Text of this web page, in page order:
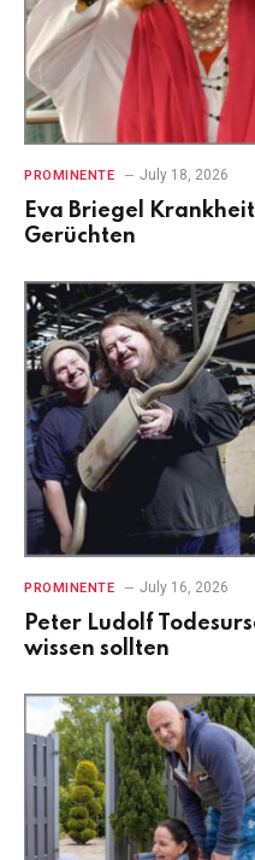
PROMINENTE July 18, 2026
Eva Briegel
Gerüchten
PROMINENTE July 16, 2026
Peter Ludolf
wissen sollten